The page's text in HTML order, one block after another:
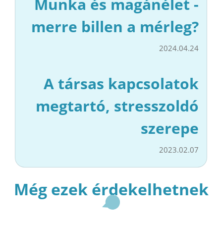
Munka és magánélet -
merre billen a mérleg?
2024.04.24
A társas kapcsolatok
megtartó, stresszoldó
szerepe
2023.02.07
Még ezek érdekelhetnek